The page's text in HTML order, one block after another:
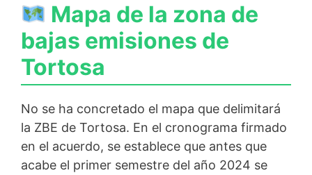
Mapa de la zona de
bajas emisiones de
Tortosa
No se ha concretado el mapa que delimitará
la ZBE de Tortosa. En el cronograma firmado
en el acuerdo, se establece que antes que
acabe el primer semestre del año 2024 se